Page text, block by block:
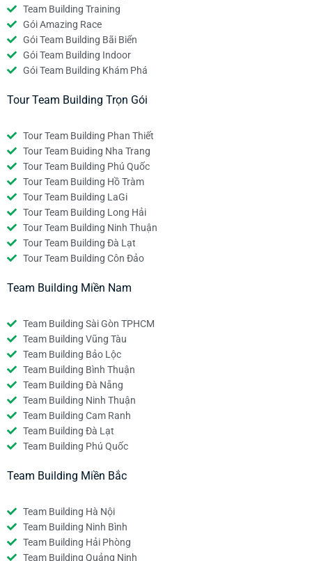
Team Building Training
Gói Amazing Race
Gói Team Building Bãi Biển
Gói Team Building Indoor
Gói Team Building Khám Phá
Tour Team Building Trọn Gói
Tour Team Building Phan Thiết
Tour Team Buiding Nha Trang
Tour Team Building Phú Quốc
Tour Team Building Hồ Tràm
Tour Team Building LaGi
Tour Team Building Long Hải
Tour Team Building Ninh Thuận
Tour Team Building Đà Lạt
Tour Team Building Côn Đảo
Team Building Miền Nam
Team Building Sài Gòn TPHCM
Team Building Vũng Tàu
Team Building Bảo Lộc
Team Building Bình Thuận
Team Building Đà Nẵng
Team Building Ninh Thuận
Team Building Cam Ranh
Team Building Đà Lạt
Team Building Phú Quốc
Team Building Miền Bắc
Team Building Hà Nội
Team Building Ninh Bình
Team Building Hải Phòng
Team Building Quảng Ninh